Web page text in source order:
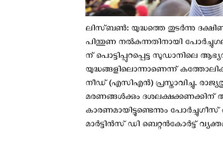
ലിസ്ബണ്‍: യുദ്ധത്തെ തുടര്‍ന്നു
പിന്തുണ നൽകുന്നതിനായി
ന് പൊട്ടിപ്പുറപ്പെട്ട സുഡാനിലെ
യുദ്ധങ്ങളിലൊന്നാണെന്ന്
നീഡ് (എസിഎൻ) പ്രസ്താവിച്ചു.
മരണങ്ങൾക്കും ദശലക്ഷക്കണക്കിന്
കാരണമായിട്ടുണ്ടെന്നും പോർച്ചുഗീസ്
മാർട്ടിൻസ് ഡി ബെറ്റൻകോർട്ട്